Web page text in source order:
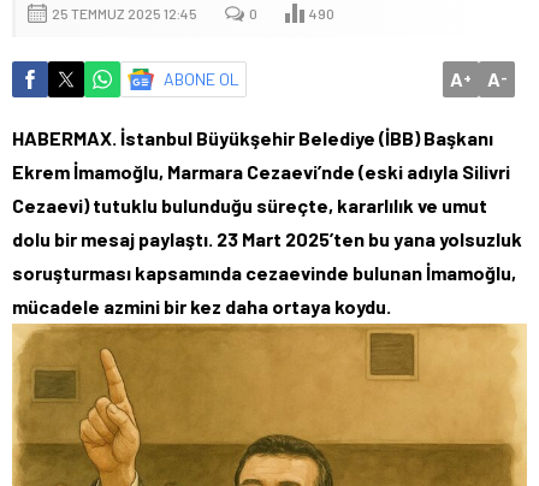
25 TEMMUZ 2025 12:45 0 490
ABONE OL A+ A-
HABERMAX. İstanbul Büyükşehir Belediye (İBB) Başkanı
Ekrem İmamoğlu, Marmara Cezaevi’nde (eski adıyla Silivri
Cezaevi) tutuklu bulunduğu süreçte, kararlılık ve umut
dolu bir mesaj paylaştı. 23 Mart 2025’ten bu yana yolsuzluk
soruşturması kapsamında cezaevinde bulunan İmamoğlu,
mücadele azmini bir kez daha ortaya koydu.